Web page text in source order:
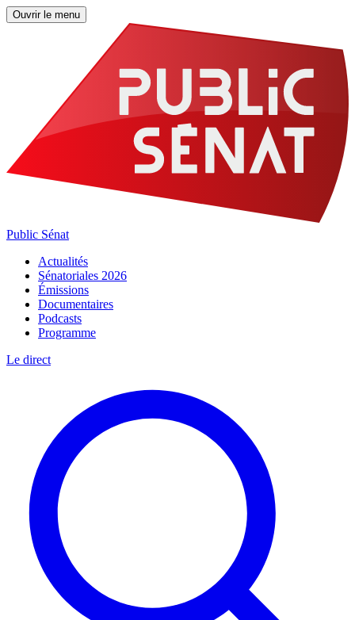
Ouvrir le menu
Public Sénat
Actualités
Sénatoriales 2026
Émissions
Documentaires
Podcasts
Programme
Le direct